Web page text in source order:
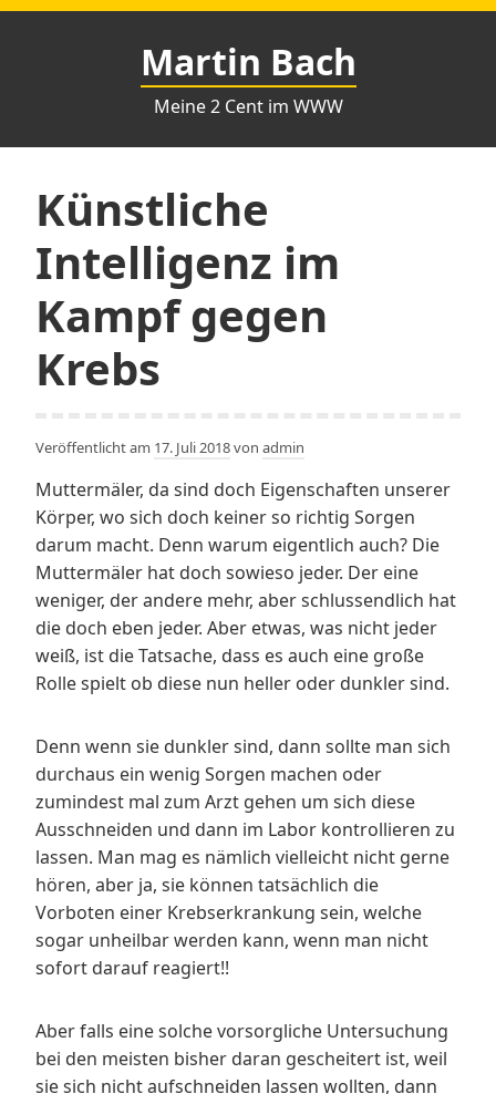
Zum
Martin Bach
Meine 2 Cent im WWW
Künstliche
Intelligenz im
Kampf gegen
Krebs
Veröffentlicht am 17. Juli 2018von admin
Muttermäler, da sind doch Eigenschaften unserer
Körper, wo sich doch keiner so richtig Sorgen
darum macht. Denn warum eigentlich auch? Die
Muttermäler hat doch sowieso jeder. Der eine
weniger, der andere mehr, aber schlussendlich hat
die doch eben jeder. Aber etwas, was nicht jeder
weiß, ist die Tatsache, dass es auch eine große
Rolle spielt ob diese nun heller oder dunkler sind.
Denn wenn sie dunkler sind, dann sollte man sich
durchaus ein wenig Sorgen machen oder
zumindest mal zum Arzt gehen um sich diese
Ausschneiden und dann im Labor kontrollieren zu
lassen. Man mag es nämlich vielleicht nicht gerne
hören, aber ja, sie können tatsächlich die
Vorboten einer Krebserkrankung sein, welche
sogar unheilbar werden kann, wenn man nicht
sofort darauf reagiert!!
Aber falls eine solche vorsorgliche Untersuchung
bei den meisten bisher daran gescheitert ist, weil
sie sich nicht aufschneiden lassen wollten, dann